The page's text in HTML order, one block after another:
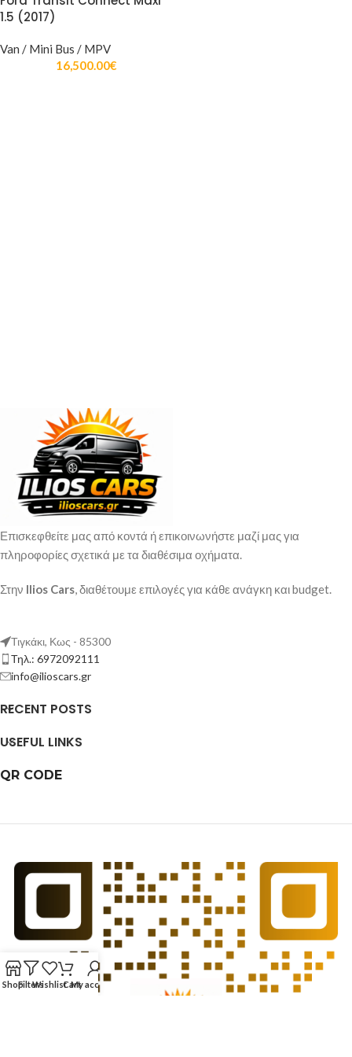
1.5 (2017)
Van / Mini Bus / MPV
16,500.00€
Επισκεφθείτε μας από κοντά ή επικοινωνήστε μαζί μας για
πληροφορίες σχετικά με τα διαθέσιμα οχήματα.
Στην Ilios Cars, διαθέτουμε επιλογές για κάθε ανάγκη και budget.
Τιγκάκι, Κως - 85300
Τηλ.: 6972092111
info@ilioscars.gr
RECENT POSTS
USEFUL LINKS
QR CODE
ShopFiltersWishlistCartMy account